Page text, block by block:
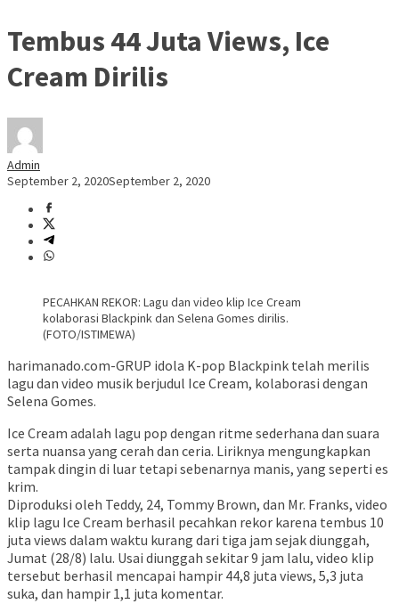
Tembus 44 Juta Views, Ice
Cream Dirilis
Admin
September 2, 2020September 2, 2020
PECAHKAN REKOR: Lagu dan video klip Ice Cream
kolaborasi Blackpink dan Selena Gomes dirilis.
(FOTO/ISTIMEWA)
harimanado.com-GRUP idola K-pop Blackpink telah merilis
lagu dan video musik berjudul Ice Cream, kolaborasi dengan
Selena Gomes.
Ice Cream adalah lagu pop dengan ritme sederhana dan suara
serta nuansa yang cerah dan ceria. Liriknya mengungkapkan
tampak dingin di luar tetapi sebenarnya manis, yang seperti es
krim.
Diproduksi oleh Teddy, 24, Tommy Brown, dan Mr. Franks, video
klip lagu Ice Cream berhasil pecahkan rekor karena tembus 10
juta views dalam waktu kurang dari tiga jam sejak diunggah,
Jumat (28/8) lalu. Usai diunggah sekitar 9 jam lalu, video klip
tersebut berhasil mencapai hampir 44,8 juta views, 5,3 juta
suka, dan hampir 1,1 juta komentar.